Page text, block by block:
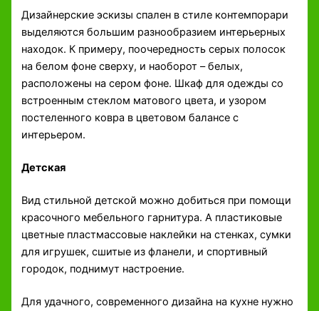
Дизайнерские эскизы спален в стиле контемпорари
выделяются большим разнообразием интерьерных
находок. К примеру, поочередность серых полосок
на белом фоне сверху, и наоборот – белых,
расположены на сером фоне. Шкаф для одежды со
встроенным стеклом матового цвета, и узором
постеленного ковра в цветовом балансе с
интерьером.
Детская
Вид стильной детской можно добиться при помощи
красочного мебельного гарнитура. А пластиковые
цветные пластмассовые наклейки на стенках, сумки
для игрушек, сшитые из фланели, и спортивный
городок, поднимут настроение.
Для удачного, современного дизайна на кухне нужно